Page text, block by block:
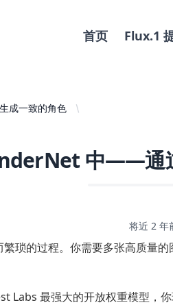
首页 Flux.1
成一致的角色
中——通
将近 2 年
琐的过程。你需要多张高质量
Labs 最强大的开放权重模型，